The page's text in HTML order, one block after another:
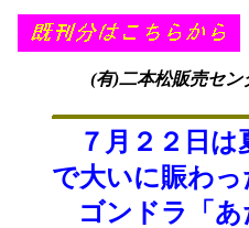
(有)二本松販売セン
７月２２日は
で大いに賑わ
ゴンドラ「あ